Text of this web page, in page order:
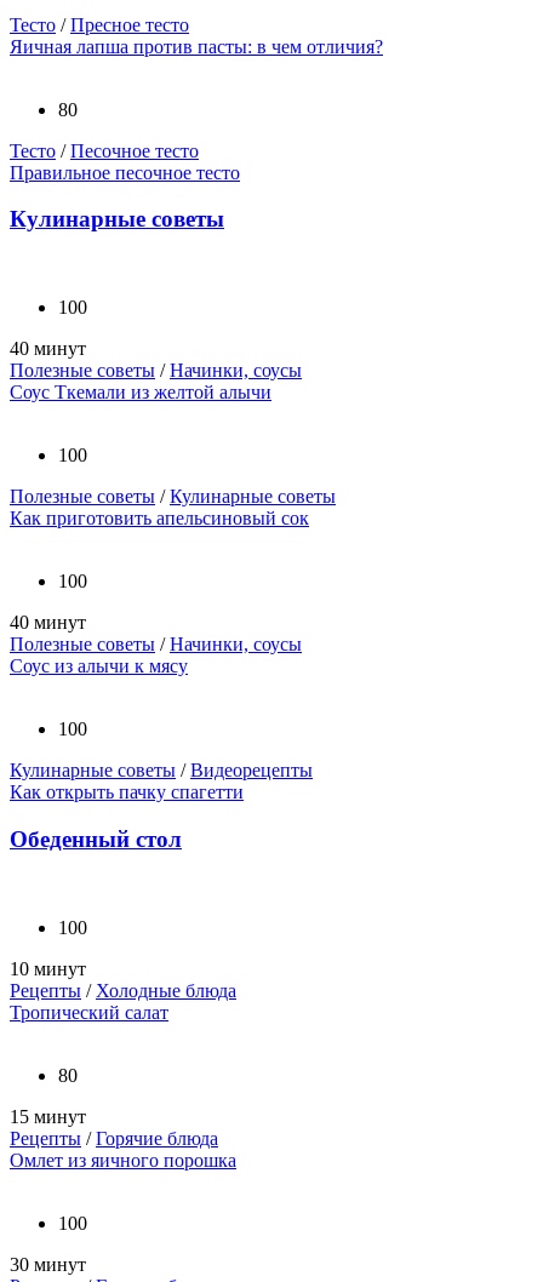
Тесто /Пресное тесто
Яичная лапша против пасты: в чем отличия?
80
Тесто /Песочное тесто
Правильное песочное тесто
Кулинарные советы
100
40 минут
Полезные советы /Начинки, соусы
Соус Ткемали из желтой алычи
100
Полезные советы /Кулинарные советы
Как приготовить апельсиновый сок
100
40 минут
Полезные советы /Начинки, соусы
Соус из алычи к мясу
100
Кулинарные советы /Видеорецепты
Как открыть пачку спагетти
Обеденный стол
100
10 минут
Рецепты / Холодные блюда
Тропический салат
80
15 минут
Рецепты /Горячие блюда
Омлет из яичного порошка
100
30 минут